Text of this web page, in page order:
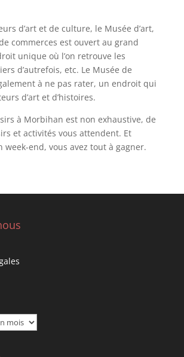
d’art et de culture, le Musée d’art,
commerces est ouvert au grand
unique où l’on retrouve les
d’autrefois, etc. Le Musée de
à ne pas rater, un endroit qui
d’art et d’histoires.
à Morbihan est non exhaustive, de
et activités vous attendent. Et
week-end, vous avez tout à gagner.